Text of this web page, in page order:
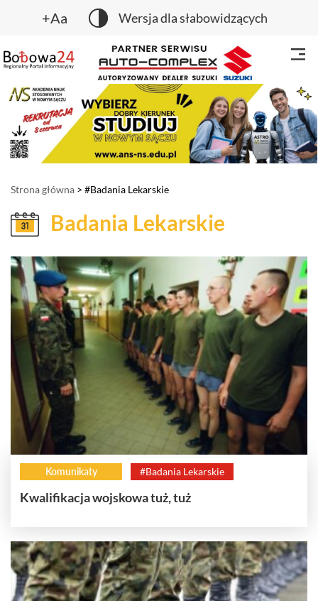
+Aa Wersja dla słabowidzących
Strona główna > #Badania Lekarskie
Badania Lekarskie
Komunikaty #Badania Lekarskie
Kwalifikacja wojskowa tuż, tuż